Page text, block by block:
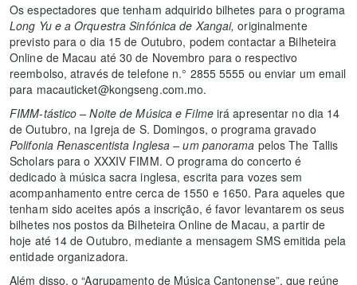
Os espectadores que tenham adquirido bilhetes para o programa
Long Yu e a Orquestra Sinfónica de Xangai,originalmente
previsto para o dia 15 de Outubro, podem contactar a Bilheteira
Online de Macau até 30 de Novembro para o respectivo
reembolso, através de telefone n.° 2855 5555 ou enviar um email
para macauticket@kongseng.com.mo.
FIMM-tástico – Noite de Música e Filmeirá apresentar no dia 14
de Outubro, na Igreja de S. Domingos, o programa gravado
Polifonia Renascentista Inglesa – um panorama pelos The Tallis
Scholars para o XXXIV FIMM. O programa do concerto é
dedicado à música sacra inglesa, escrita para vozes sem
acompanhamento entre cerca de 1550 e 1650. Para aqueles que
tenham sido aceites após a inscrição, é favor levantarem os seus
bilhetes nos postos da Bilheteira Online de Macau, a partir de
hoje até 14 de Outubro, mediante a mensagem SMS emitida pela
entidade organizadora.
Além disso, o “Agrupamento de Música Cantonense”, que reúne